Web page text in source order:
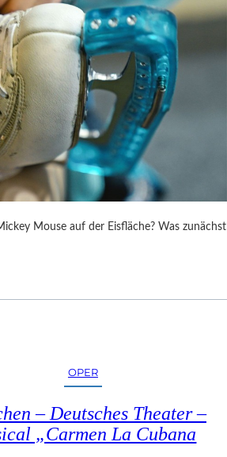
Mouse auf der Eisfläche? Was zunächst
OPER
– Deutsches Theater –
„Carmen La Cubana